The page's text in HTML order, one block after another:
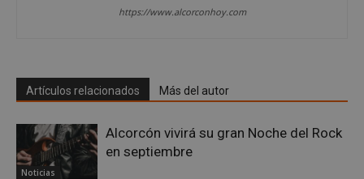
https://www.alcorconhoy.com
Artículos relacionados Más del autor
Noticias
Alcorcón vivirá su gran Noche del Rock
en septiembre
PHPSESSID
PHP.net